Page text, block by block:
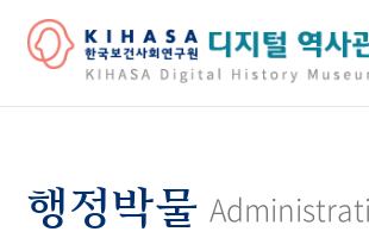
행정박물